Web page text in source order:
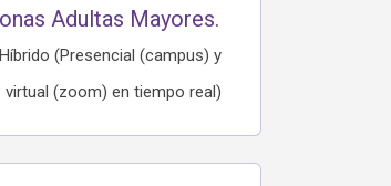
Adultas Mayores.
Híbrido (Presencial (campus) y
virtual (zoom) en tiempo real)